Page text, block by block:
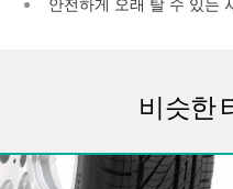
안전하게 오래 탈 수 있는
비슷한